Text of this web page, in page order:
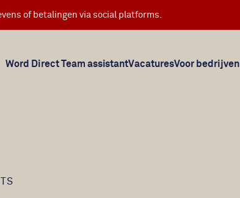
of betalingen via social platforms.
Word Direct Team assistantVacaturesVoor bedrijven